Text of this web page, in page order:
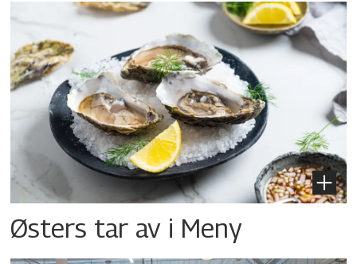
Østers tar av i Meny